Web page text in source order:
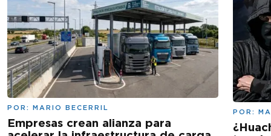
POR: MARIO BECERRIL
Empresas crean alianza para
POR: